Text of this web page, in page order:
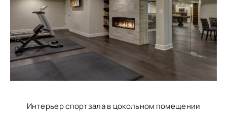
Интерьер спортзала в цокольном помещении